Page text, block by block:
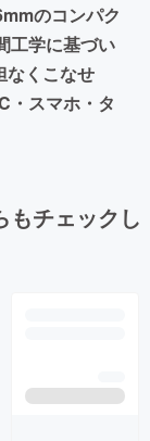
のコンパク
工学に基づい
なくこなせ
・スマホ・タ
もチェックし